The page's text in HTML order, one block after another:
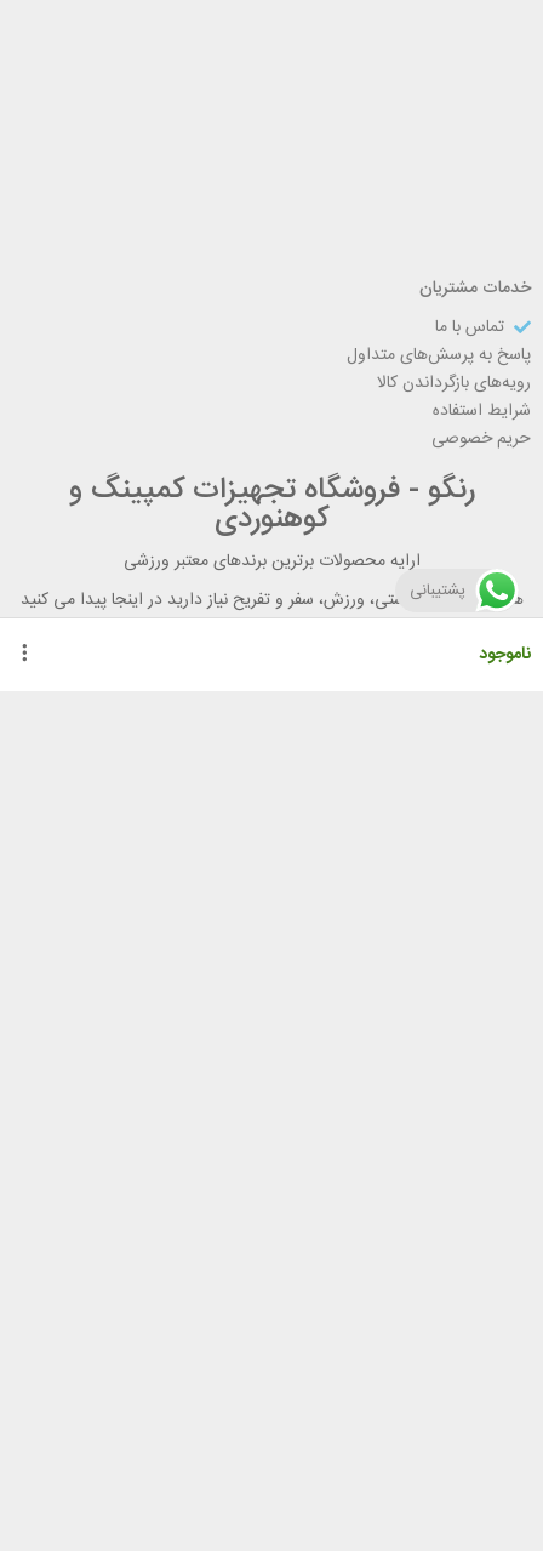
ناموجود
خدمات مشتریان
تماس با ما
پاسخ به پرسش‌های متداول
رویه‌های بازگرداندن کالا
شرایط استفاده
حریم خصوصی
رنگو - فروشگاه تجهیزات کمپینگ و
کوهنوردی
ارایه محصولات برترین برندهای معتبر ورزشی
هر آنچه برای تندرستی، ورزش، سفر و تفریح نیاز دارید در اینجا پیدا می کنید
پشتیبانی